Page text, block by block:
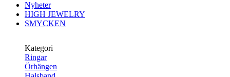
Nyheter
HIGH JEWELRY
SMYCKEN
Kategori
Ringar
Örhängen